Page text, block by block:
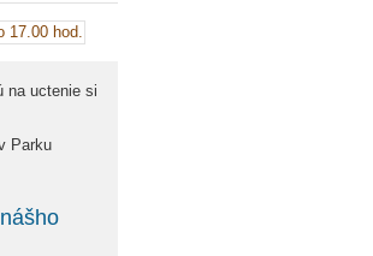
na uctenie si
Parku